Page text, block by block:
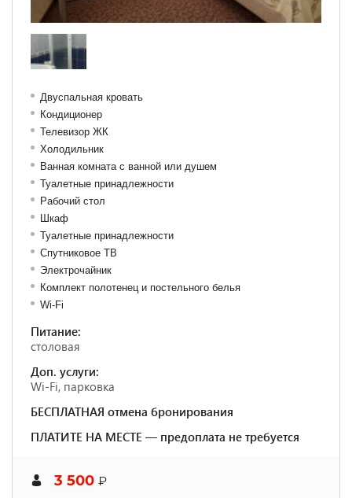
Двуспальная кровать
Кондиционер
Телевизор ЖК
Холодильник
Ванная комната с ванной или душем
Туалетные принадлежности
Рабочий стол
Шкаф
Туалетные принадлежности
Спутниковое ТВ
Электрочайник
Комплект полотенец и постельного белья
Wi-Fi
Питание:
столовая
Доп. услуги:
Wi-Fi, парковка
БЕСПЛАТНАЯ отмена бронирования
ПЛАТИТЕ НА МЕСТЕ — предоплата не требуется
3 500 ₽